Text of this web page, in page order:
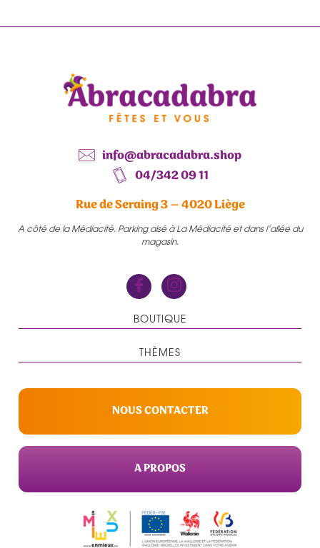
info@abracadabra.shop
04/342 09 11
Rue de Seraing 3 – 4020 Liège
A côté de la Médiacité. Parking aisé à La Médiacité et dans l’allée du
magasin.
BOUTIQUE
THÈMES
NOUS CONTACTER
A PROPOS